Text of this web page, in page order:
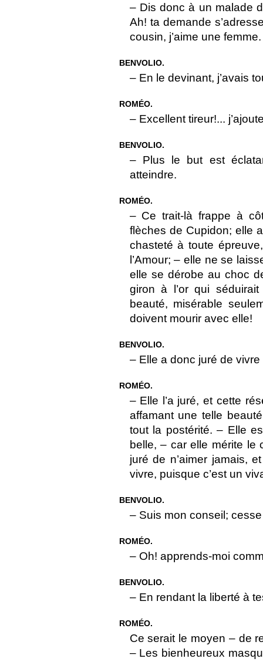
– Dis donc à un malade
Ah! ta demande
cousin, j’aime une femme.
BENVOLIO.
– En le devinant, j’avais
ROMÉO.
– Excellent tireur!...
BENVOLIO.
– Plus le but est
atteindre.
ROMÉO.
– Ce trait-là frappe à
flèches de Cupidon; elle
chasteté à toute
l’Amour; – elle ne se
elle se dérobe au choc
giron à l’or qui
beauté, misérable
doivent mourir avec elle!
BENVOLIO.
– Elle a donc juré de
ROMÉO.
– Elle l’a juré, et cette
affamant une telle
tout la postérité. – Elle
belle, – car elle mérite le
juré de n’aimer jamais,
vivre, puisque c’est un
BENVOLIO.
– Suis mon conseil;
ROMÉO.
– Oh! apprends-moi
BENVOLIO.
– En rendant la liberté à
ROMÉO.
Ce serait le moyen – de
– Les bienheureux